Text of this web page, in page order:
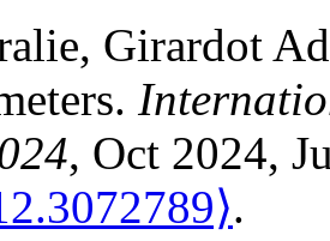
, Girardot
.
, Oct 2024,
.